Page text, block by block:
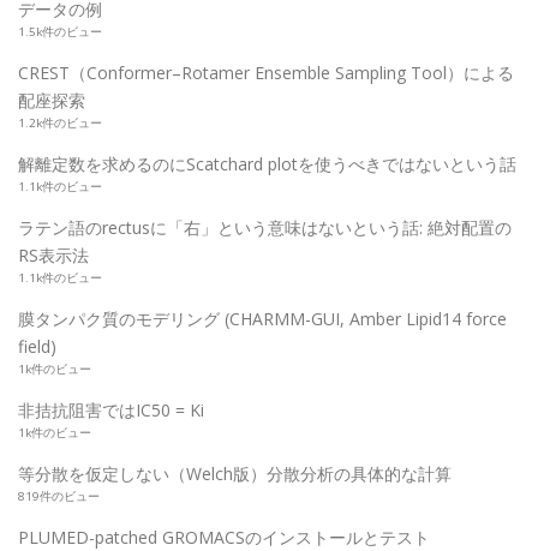
データの例
1.5k件のビュー
CREST（Conformer–Rotamer Ensemble Sampling Tool）による
配座探索
1.2k件のビュー
解離定数を求めるのにScatchard plotを使うべきではないという話
1.1k件のビュー
ラテン語のrectusに「右」という意味はないという話: 絶対配置の
RS表示法
1.1k件のビュー
膜タンパク質のモデリング (CHARMM-GUI, Amber Lipid14 force
field)
1k件のビュー
非拮抗阻害ではIC50 = Ki
1k件のビュー
等分散を仮定しない（Welch版）分散分析の具体的な計算
819件のビュー
PLUMED-patched GROMACSのインストールとテスト